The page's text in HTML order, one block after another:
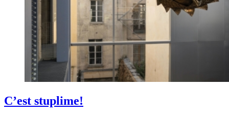
C’est stuplime!